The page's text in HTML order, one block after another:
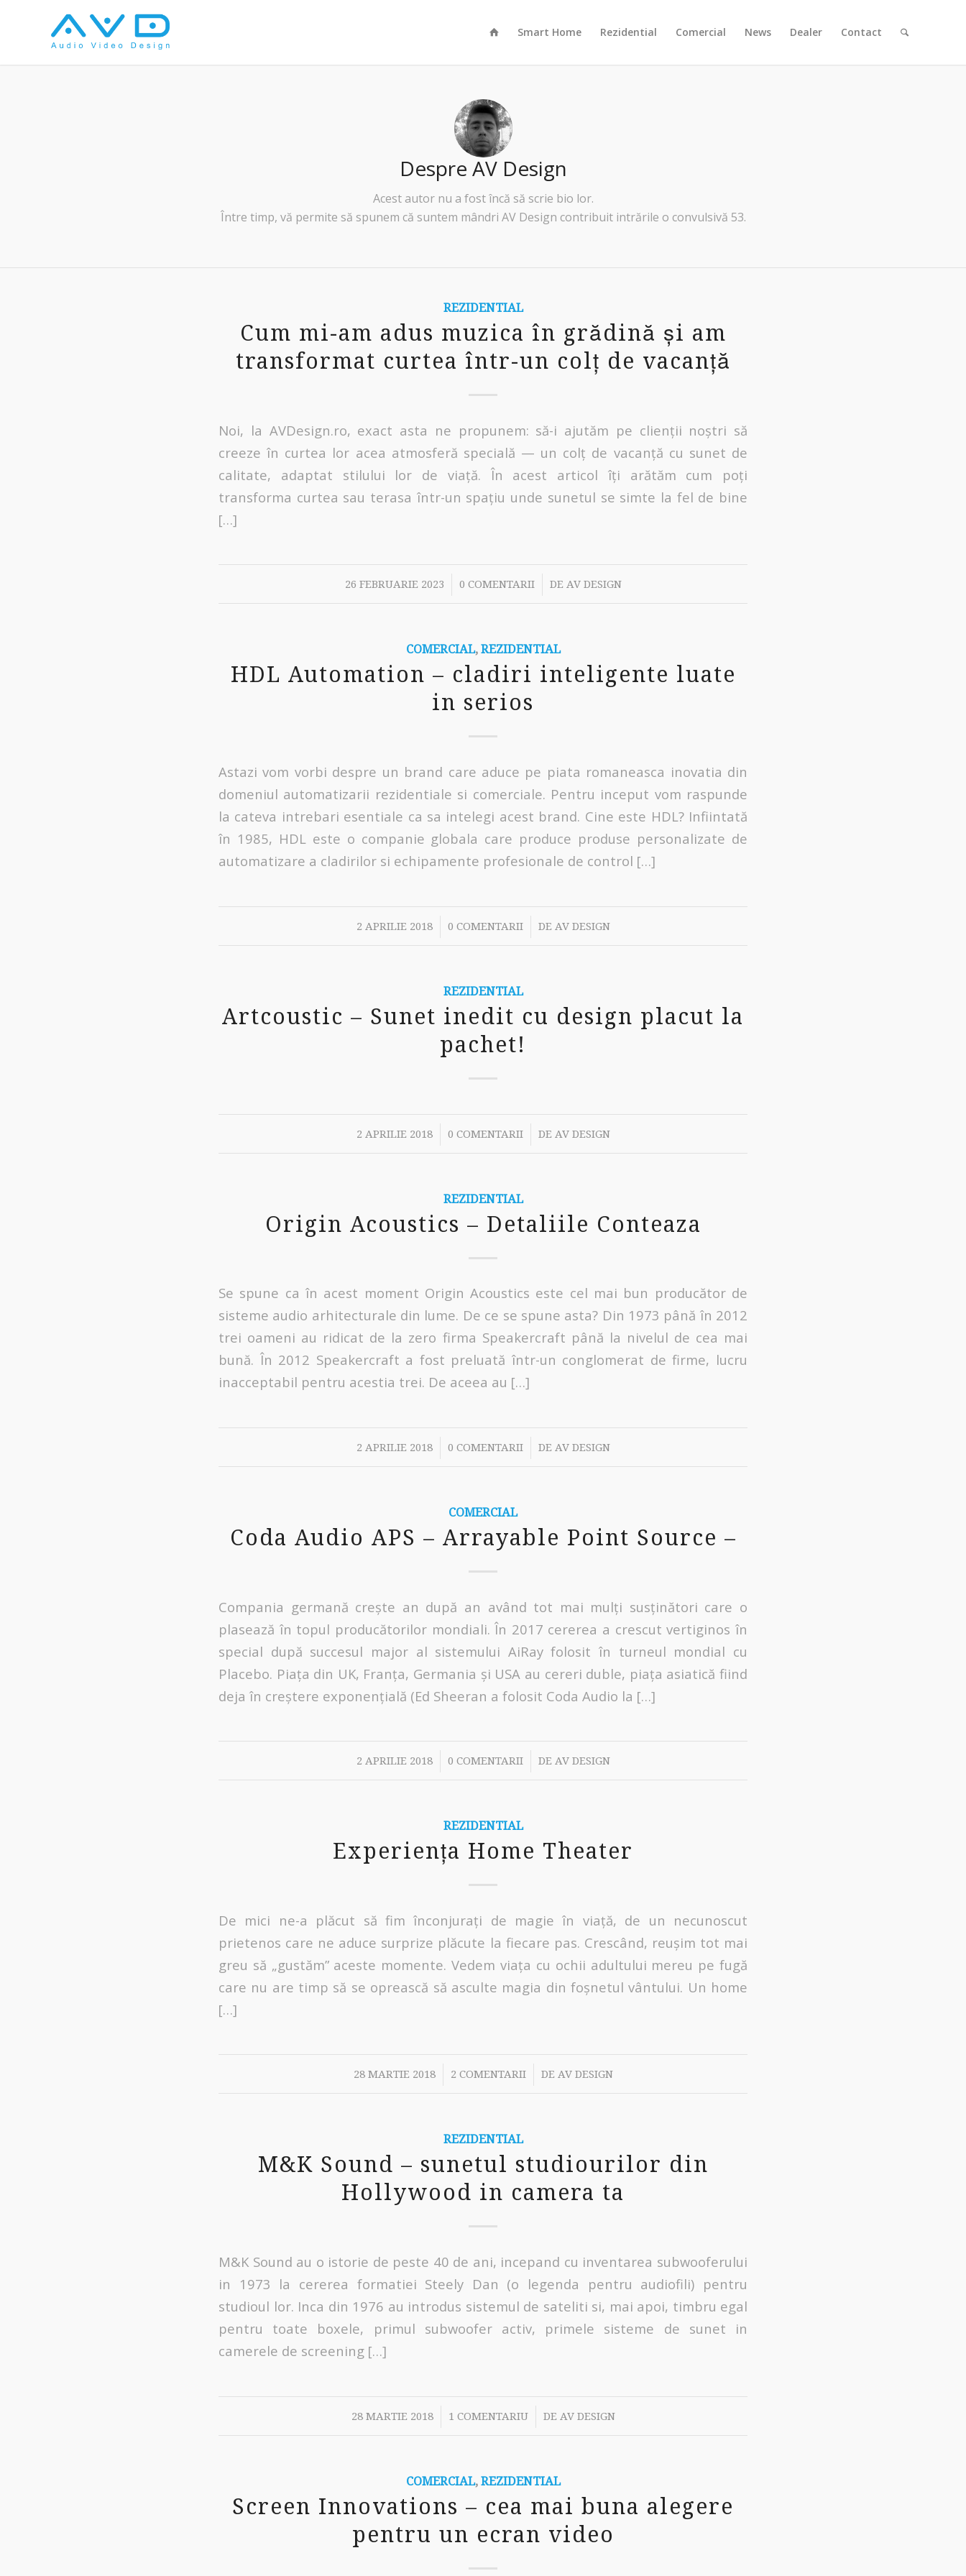
Smart Home Rezidential Comercial News Dealer Contact
Despre AV Design
Acest autor nu a fost încă să scrie bio lor.
Între timp, vă permite să spunem că suntem mândri AV Design contribuit intrările o convulsivă 53.
REZIDENTIAL
Cum mi-am adus muzica în grădină și am
transformat curtea într-un colț de vacanță
Noi, la AVDesign.ro, exact asta ne propunem: să-i ajutăm pe clienții noștri să
creeze în curtea lor acea atmosferă specială — un colț de vacanță cu sunet de
calitate, adaptat stilului lor de viață. În acest articol îți arătăm cum poți
transforma curtea sau terasa într-un spațiu unde sunetul se simte la fel de bine
[…]
26 FEBRUARIE 2023
/ 0 COMENTARII
/ DE AV DESIGN
COMERCIAL, REZIDENTIAL
HDL Automation – cladiri inteligente luate
in serios
Astazi vom vorbi despre un brand care aduce pe piata romaneasca inovatia din
domeniul automatizarii rezidentiale si comerciale. Pentru inceput vom raspunde
la cateva intrebari esentiale ca sa intelegi acest brand. Cine este HDL? Infiintată
în 1985, HDL este o companie globala care produce produse personalizate de
automatizare a cladirilor si echipamente profesionale de control […]
2 APRILIE 2018
/ 0 COMENTARII
/ DE AV DESIGN
REZIDENTIAL
Artcoustic – Sunet inedit cu design placut la
pachet!
2 APRILIE 2018
/ 0 COMENTARII
/ DE AV DESIGN
REZIDENTIAL
Origin Acoustics – Detaliile Conteaza
Se spune ca în acest moment Origin Acoustics este cel mai bun producător de
sisteme audio arhitecturale din lume. De ce se spune asta? Din 1973 până în 2012
trei oameni au ridicat de la zero firma Speakercraft până la nivelul de cea mai
bună. În 2012 Speakercraft a fost preluată într-un conglomerat de firme, lucru
inacceptabil pentru acestia trei. De aceea au […]
2 APRILIE 2018
/ 0 COMENTARII
/ DE AV DESIGN
COMERCIAL
Coda Audio APS – Arrayable Point Source –
Compania germană crește an după an având tot mai mulți susținători care o
plasează în topul producătorilor mondiali. În 2017 cererea a crescut vertiginos în
special după succesul major al sistemului AiRay folosit în turneul mondial cu
Placebo. Piața din UK, Franța, Germania și USA au cereri duble, piața asiatică fiind
deja în creștere exponențială (Ed Sheeran a folosit Coda Audio la […]
2 APRILIE 2018
/ 0 COMENTARII
/ DE AV DESIGN
REZIDENTIAL
Experiența Home Theater
De mici ne-a plăcut să fim înconjurați de magie în viață, de un necunoscut
prietenos care ne aduce surprize plăcute la fiecare pas. Crescând, reușim tot mai
greu să „gustăm” aceste momente. Vedem viața cu ochii adultului mereu pe fugă
care nu are timp să se oprească să asculte magia din foșnetul vântului. Un home
[…]
28 MARTIE 2018
/ 2 COMENTARII
/ DE AV DESIGN
REZIDENTIAL
M&K Sound – sunetul studiourilor din
Hollywood in camera ta
M&K Sound au o istorie de peste 40 de ani, incepand cu inventarea subwooferului
in 1973 la cererea formatiei Steely Dan (o legenda pentru audiofili) pentru
studioul lor. Inca din 1976 au introdus sistemul de sateliti si, mai apoi, timbru egal
pentru toate boxele, primul subwoofer activ, primele sisteme de sunet in
camerele de screening […]
28 MARTIE 2018
/ 1 COMENTARIU
/ DE AV DESIGN
COMERCIAL, REZIDENTIAL
Screen Innovations – cea mai buna alegere
pentru un ecran video